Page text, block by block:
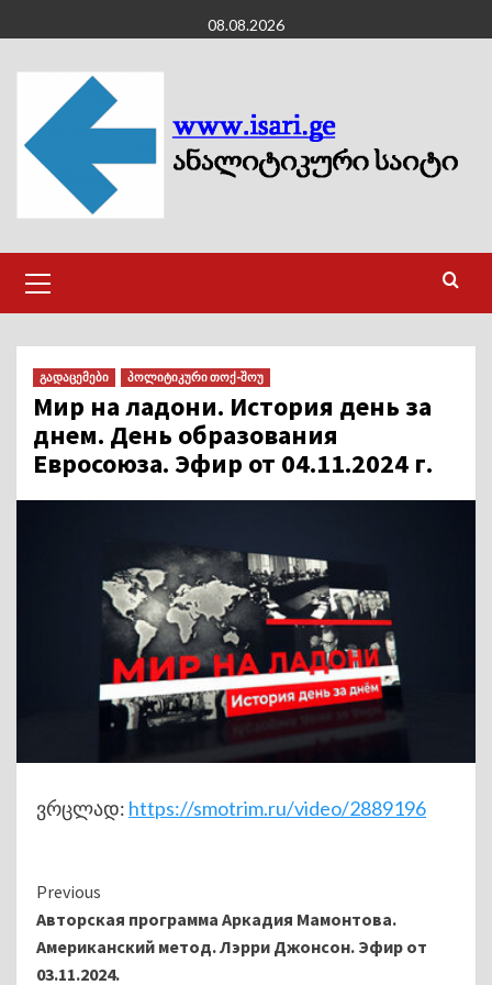
to
content
08.08.2026
Menu
გადაცემები პოლიტიკური თოქ-შოუ
Мир на ладони. История день за
днем. День образования
Евросоюза. Эфир от 04.11.2024 г.
ვრცლად: https://smotrim.ru/video/2889196
Continue
Reading
Previous
Авторская программа Аркадия Мамонтова.
Американский метод. Лэрри Джонсон. Эфир от
03.11.2024.